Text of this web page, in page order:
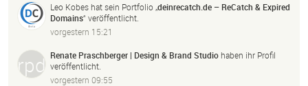
Leo Kobes hat sein Portfolio „deinrecatch. de – ReCatch & Expired
Domains“ veröffentlicht.
vorgestern 15:21
Renate Praschberger | Design & Brand Studio haben ihr Profil
veröffentlicht.
vorgestern 09:55